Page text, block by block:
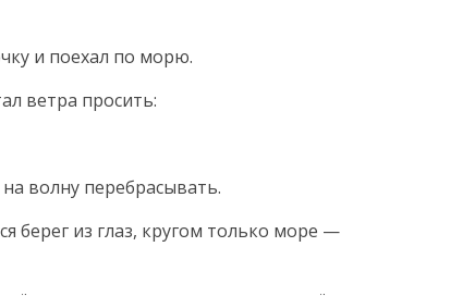
и поехал по морю.
ветра просить:
волну перебрасывать.
берег из глаз, кругом только море —